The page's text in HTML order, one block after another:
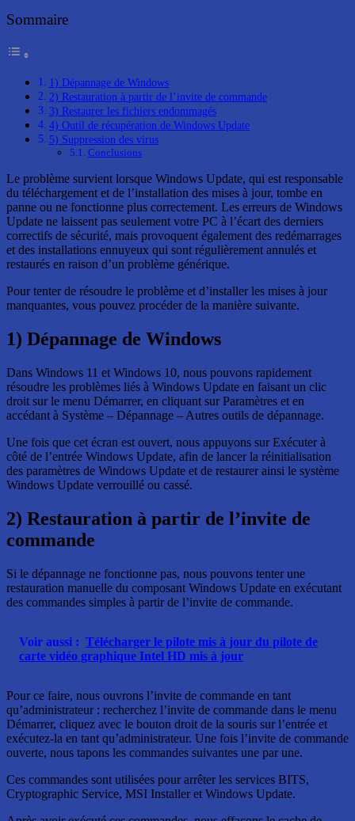
Sommaire
1) Dépannage de Windows
2) Restauration à partir de l’invite de commande
3) Restaurer les fichiers endommagés
4) Outil de récupération de Windows Update
5) Suppression des virus
Conclusions
Le problème survient lorsque Windows Update, qui est responsable
du téléchargement et de l’installation des mises à jour, tombe en
panne ou ne fonctionne plus correctement. Les erreurs de Windows
Update ne laissent pas seulement votre PC à l’écart des derniers
correctifs de sécurité, mais provoquent également des redémarrages
et des installations ennuyeux qui sont régulièrement annulés et
restaurés en raison d’un problème générique.
Pour tenter de résoudre le problème et d’installer les mises à jour
manquantes, vous pouvez procéder de la manière suivante.
1) Dépannage de Windows
Dans Windows 11 et Windows 10, nous pouvons rapidement
résoudre les problèmes liés à Windows Update en faisant un clic
droit sur le menu Démarrer, en cliquant sur Paramètres et en
accédant à Système – Dépannage – Autres outils de dépannage.
Une fois que cet écran est ouvert, nous appuyons sur Exécuter à
côté de l’entrée Windows Update, afin de lancer la réinitialisation
des paramètres de Windows Update et de restaurer ainsi le système
Windows Update verrouillé ou cassé.
2) Restauration à partir de l’invite de
commande
Si le dépannage ne fonctionne pas, nous pouvons tenter une
restauration manuelle du composant Windows Update en exécutant
des commandes simples à partir de l’invite de commande.
Voir aussi : Télécharger le pilote mis à jour du pilote de
carte vidéo graphique Intel HD mis à jour
Pour ce faire, nous ouvrons l’invite de commande en tant
qu’administrateur : recherchez l’invite de commande dans le menu
Démarrer, cliquez avec le bouton droit de la souris sur l’entrée et
exécutez-la en tant qu’administrateur. Une fois l’invite de commande
ouverte, nous tapons les commandes suivantes une par une.
Ces commandes sont utilisées pour arrêter les services BITS,
Cryptographic Service, MSI Installer et Windows Update.